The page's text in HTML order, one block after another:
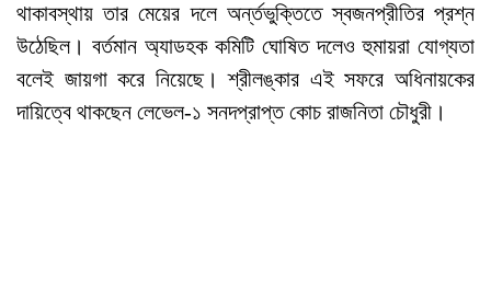
থাকাবস্থায় তার মেয়ের দলে অর্ন্তভুক্তিতে স্বজনপ্রীতির প্রশ্ন
উঠেছিল। বর্তমান অ্যাডহক কমিটি ঘোষিত দলেও হুমায়রা যোগ্যতা
বলেই জায়গা করে নিয়েছে। শ্রীলঙ্কার এই সফরে অধিনায়কের
দায়িত্বে থাকছেন লেভেল-১ সনদপ্রাপ্ত কোচ রাজনিতা চৌধুরী।